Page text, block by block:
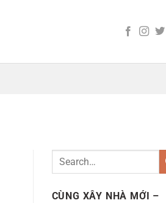
CÙNG XÂY NHÀ MỚI –